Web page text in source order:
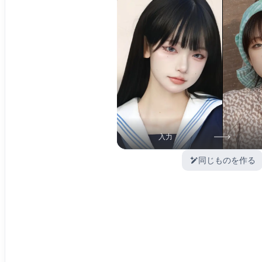
入力
同じものを作る